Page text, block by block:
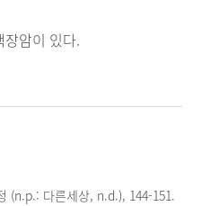
암이 있다.
(n.p.: 다른세상, n.d.), 144-151.